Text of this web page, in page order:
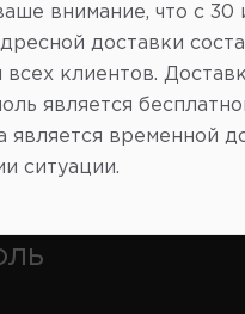
43, г.
2А,
внимание, что c 30
доставки
всех клиентов.
является
является временной
ситуации.